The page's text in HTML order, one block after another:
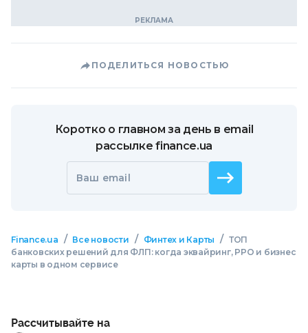
ПОДЕЛИТЬСЯ НОВОСТЬЮ
Коротко о главном за день в email
рассылке finance.ua
Ваш email
Finance.ua / Все новости / Финтех и Карты / ТОП
банковских решений для ФЛП: когда эквайринг, РРО и бизнес
карты в одном сервисе
Рассчитывайте на